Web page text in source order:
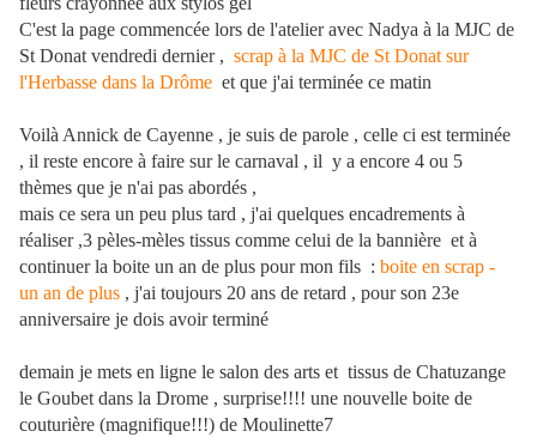
C'est la page commencée lors de l'atelier avec Nadya à la MJC de
St Donat vendredi dernier , scrap à la MJC de St Donat sur
l'Herbasse dans la Drôme et que j'ai terminée ce matin
Voilà Annick de Cayenne , je suis de parole , celle ci est terminée
, il reste encore à faire sur le carnaval , il y a encore 4 ou 5
thèmes que je n'ai pas abordés ,
mais ce sera un peu plus tard , j'ai quelques encadrements à
réaliser ,3 pèles-mèles tissus comme celui de la bannière et à
continuer la boite un an de plus pour mon fils : boite en scrap -
un an de plus , j'ai toujours 20 ans de retard , pour son 23e
anniversaire je dois avoir terminé
demain je mets en ligne le salon des arts et tissus de Chatuzange
le Goubet dans la Drome , surprise!!!! une nouvelle boite de
couturière (magnifique!!!) de Moulinette7